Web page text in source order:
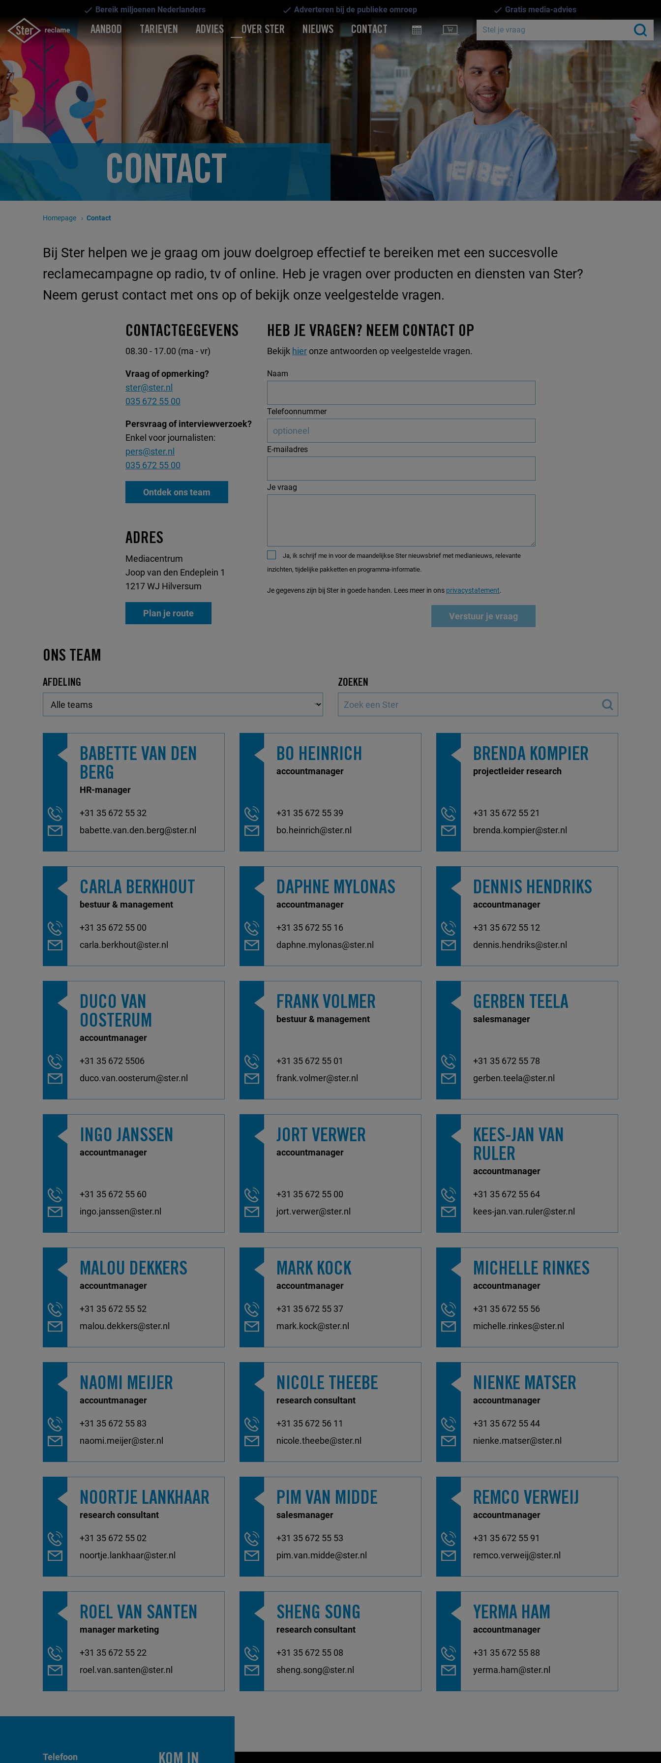
Bereik miljoenen Nederlanders Adverteren bij de publieke omroep Gratis media-advies
AANBOD TARIEVEN ADVIES OVER STER NIEUWS CONTACT
CONTACT
Homepage Huidige pagina:
Contact
Bij Ster helpen we je graag om jouw doelgroep effectief te bereiken met een succesvolle
reclamecampagne op radio, tv of online. Heb je vragen over producten en diensten van Ster?
Neem gerust contact met ons op of bekijk onze veelgestelde vragen.
CONTACTGEGEVENS
08.30 - 17.00 (ma - vr)
Vraag of opmerking?
ster@ster.nl
035 672 55 00
Persvraag of interviewverzoek?
Enkel voor journalisten:
pers@ster.nl
035 672 55 00
Ontdek ons team
ADRES
Mediacentrum
Joop van den Endeplein 1
1217 WJ Hilversum
Plan je route
HEB JE VRAGEN? NEEM CONTACT OP
Bekijk hieronze antwoorden op veelgestelde vragen.
Naam
Telefoonnummer
E-mailadres
Je vraag
Ja, ik schrijf me in voor de maandelijkse Ster nieuwsbrief met medianieuws, relevante
inzichten, tijdelijke pakketten en programma-informatie.
Je gegevens zijn bij Ster in goede handen. Lees meer in ons privacystatement.
Verstuur je vraag
ONS TEAM
AFDELING ZOEKEN
BABETTE VAN DEN
BERG
HR-manager
+31 35 672 55 32
babette.van.den.berg@ster.nl
BO HEINRICH
accountmanager
+31 35 672 55 39
bo.heinrich@ster.nl
BRENDA KOMPIER
projectleider research
+31 35 672 55 21
brenda.kompier@ster.nl
CARLA BERKHOUT
bestuur & management
+31 35 672 55 00
carla.berkhout@ster.nl
DAPHNE MYLONAS
accountmanager
+31 35 672 55 16
daphne.mylonas@ster.nl
DENNIS HENDRIKS
accountmanager
+31 35 672 55 12
dennis.hendriks@ster.nl
DUCO VAN
OOSTERUM
accountmanager
+31 35 672 5506
duco.van.oosterum@ster.nl
FRANK VOLMER
bestuur & management
+31 35 672 55 01
frank.volmer@ster.nl
GERBEN TEELA
salesmanager
+31 35 672 55 78
gerben.teela@ster.nl
INGO JANSSEN
accountmanager
+31 35 672 55 60
ingo.janssen@ster.nl
JORT VERWER
accountmanager
+31 35 672 55 00
jort.verwer@ster.nl
KEES-JAN VAN
RULER
accountmanager
+31 35 672 55 64
kees-jan.van.ruler@ster.nl
MALOU DEKKERS
accountmanager
+31 35 672 55 52
malou.dekkers@ster.nl
MARK KOCK
accountmanager
+31 35 672 55 37
mark.kock@ster.nl
MICHELLE RINKES
accountmanager
+31 35 672 55 56
michelle.rinkes@ster.nl
NAOMI MEIJER
accountmanager
+31 35 672 55 83
naomi.meijer@ster.nl
NICOLE THEEBE
research consultant
+31 35 672 56 11
nicole.theebe@ster.nl
NIENKE MATSER
accountmanager
+31 35 672 55 44
nienke.matser@ster.nl
NOORTJE LANKHAAR
research consultant
+31 35 672 55 02
noortje.lankhaar@ster.nl
PIM VAN MIDDE
salesmanager
+31 35 672 55 53
pim.van.midde@ster.nl
REMCO VERWEIJ
accountmanager
+31 35 672 55 91
remco.verweij@ster.nl
ROEL VAN SANTEN
manager marketing
+31 35 672 55 22
roel.van.santen@ster.nl
SHENG SONG
research consultant
+31 35 672 55 08
sheng.song@ster.nl
YERMA HAM
accountmanager
+31 35 672 55 88
yerma.ham@ster.nl
KOM IN
Telefoon